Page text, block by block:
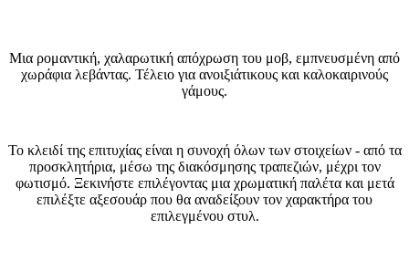
Μια ρομαντική, χαλαρωτική απόχρωση του μοβ, εμπνευσμένη από
χωράφια λεβάντας. Τέλειο για ανοιξιάτικους και καλοκαιρινούς
γάμους.
Το κλειδί της επιτυχίας είναι η συνοχή όλων των στοιχείων - από τα
προσκλητήρια, μέσω της διακόσμησης τραπεζιών, μέχρι τον
φωτισμό. Ξεκινήστε επιλέγοντας μια χρωματική παλέτα και μετά
επιλέξτε αξεσουάρ που θα αναδείξουν τον χαρακτήρα του
επιλεγμένου στυλ.